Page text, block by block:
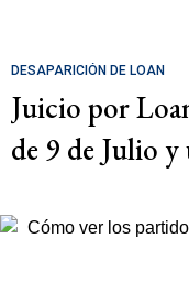
DESAPARICIÓN DE LOAN
Juicio por
de 9 de Julio